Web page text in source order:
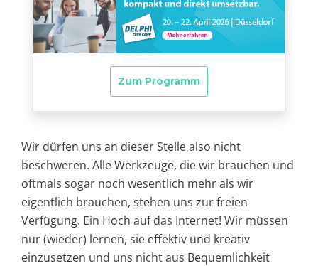
Wir dürfen uns an dieser Stelle also nicht
beschweren. Alle Werkzeuge, die wir brauchen und
oftmals sogar noch wesentlich mehr als wir
eigentlich brauchen, stehen uns zur freien
Verfügung. Ein Hoch auf das Internet! Wir müssen
nur (wieder) lernen, sie effektiv und kreativ
einzusetzen und uns nicht aus Bequemlichkeit